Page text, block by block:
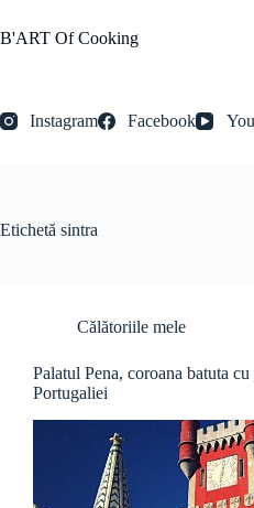
la
conținut
B'ART Of Cooking
Instagram Facebook
Etichetă sintra
Călătoriile mele
Palatul Pena, coroana batuta
Portugaliei